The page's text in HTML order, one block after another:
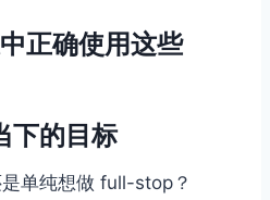
正确使用这些
下的目标
单纯想做 full-stop？